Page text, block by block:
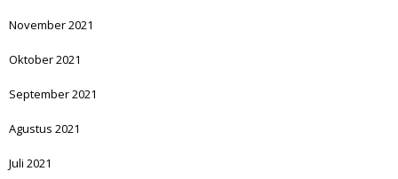
November 2021
Oktober 2021
September 2021
Agustus 2021
Juli 2021